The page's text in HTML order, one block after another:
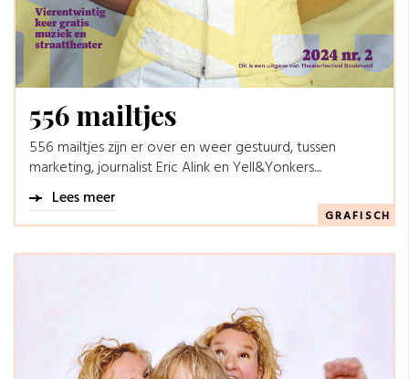
556 mailtjes
556 mailtjes zijn er over en weer gestuurd, tussen
marketing, journalist Eric Alink en Yell&Yonkers....
Lees meer
GRAFISCH